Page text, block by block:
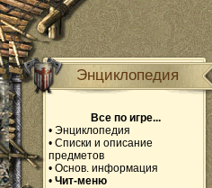
Энциклопедия
Все по игре...
• Энциклопедия
• Списки и описание
предметов
• Основ. информация
• Чит-меню